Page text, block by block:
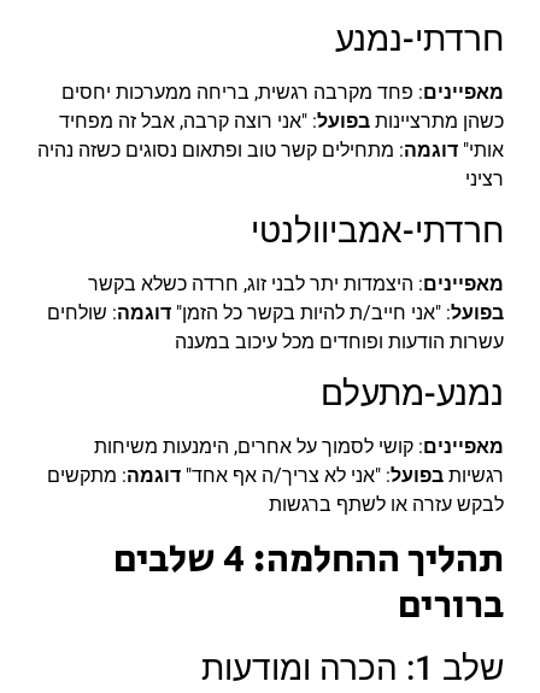
חרדתי-נמנע
מאפיינים: פחד מקרבה רגשית, בריחה ממערכות יחסים
כשהן מתרציינות בפועל: "אני רוצה קרבה, אבל זה מפחיד
אותי" דוגמה: מתחילים קשר טוב ופתאום נסוגים כשזה נהיה
רציני
חרדתי-אמביוולנטי
מאפיינים: היצמדות יתר לבני זוג, חרדה כשלא בקשר
בפועל: "אני חייב/ת להיות בקשר כל הזמן" דוגמה: שולחים
עשרות הודעות ופוחדים מכל עיכוב במענה
נמנע-מתעלם
מאפיינים: קושי לסמוך על אחרים, הימנעות משיחות
רגשיות בפועל: "אני לא צריך/ה אף אחד" דוגמה: מתקשים
לבקש עזרה או לשתף ברגשות
תהליך ההחלמה: 4 שלבים
ברורים
שלב 1: הכרה ומודעות